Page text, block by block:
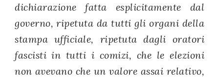
dichiarazione fatta esplicitamente dal
governo, ripetuta da tutti gli organi della
stampa ufficiale, ripetuta dagli oratori
fascisti in tutti i comizi, che le elezioni
non avevano che un valore assai relativo,